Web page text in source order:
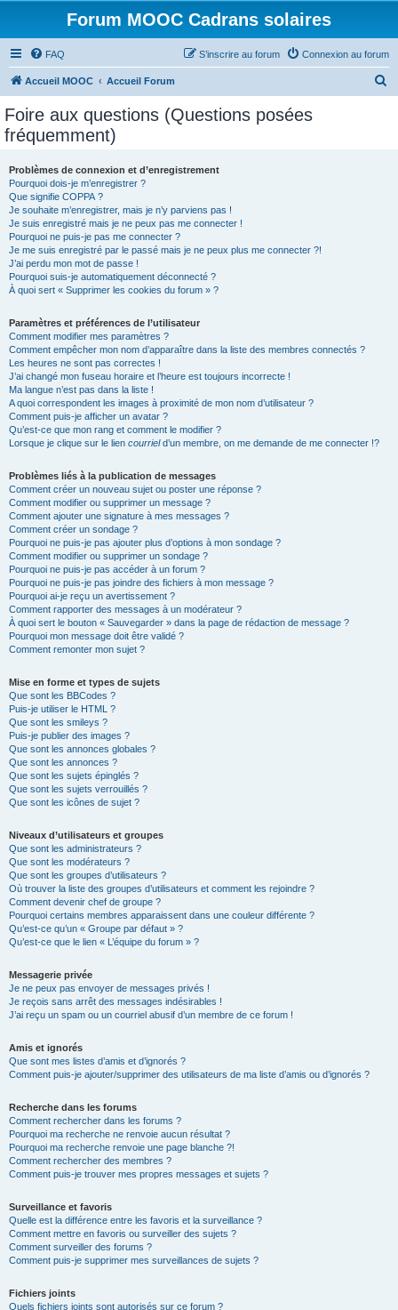
Forum MOOC Cadrans solaires
FAQ Connexion au forum
S’inscrire au forum
Accueil MOOC Accueil Forum
Foire aux questions (Questions posées
fréquemment)
Problèmes de connexion et d’enregistrement
Pourquoi dois-je m’enregistrer ?
Que signifie COPPA ?
Je souhaite m’enregistrer, mais je n’y parviens pas !
Je suis enregistré mais je ne peux pas me connecter !
Pourquoi ne puis-je pas me connecter ?
Je me suis enregistré par le passé mais je ne peux plus me connecter ?!
J’ai perdu mon mot de passe !
Pourquoi suis-je automatiquement déconnecté ?
À quoi sert « Supprimer les cookies du forum » ?
Paramètres et préférences de l’utilisateur
Comment modifier mes paramètres ?
Comment empêcher mon nom d’apparaître dans la liste des membres connectés ?
Les heures ne sont pas correctes !
J’ai changé mon fuseau horaire et l’heure est toujours incorrecte !
Ma langue n’est pas dans la liste !
A quoi correspondent les images à proximité de mon nom d’utilisateur ?
Comment puis-je afficher un avatar ?
Qu’est-ce que mon rang et comment le modifier ?
Lorsque je clique sur le lien courrield’un membre, on me demande de me connecter !?
Problèmes liés à la publication de messages
Comment créer un nouveau sujet ou poster une réponse ?
Comment modifier ou supprimer un message ?
Comment ajouter une signature à mes messages ?
Comment créer un sondage ?
Pourquoi ne puis-je pas ajouter plus d’options à mon sondage ?
Comment modifier ou supprimer un sondage ?
Pourquoi ne puis-je pas accéder à un forum ?
Pourquoi ne puis-je pas joindre des fichiers à mon message ?
Pourquoi ai-je reçu un avertissement ?
Comment rapporter des messages à un modérateur ?
À quoi sert le bouton « Sauvegarder » dans la page de rédaction de message ?
Pourquoi mon message doit être validé ?
Comment remonter mon sujet ?
Mise en forme et types de sujets
Que sont les BBCodes ?
Puis-je utiliser le HTML ?
Que sont les smileys ?
Puis-je publier des images ?
Que sont les annonces globales ?
Que sont les annonces ?
Que sont les sujets épinglés ?
Que sont les sujets verrouillés ?
Que sont les icônes de sujet ?
Niveaux d’utilisateurs et groupes
Que sont les administrateurs ?
Que sont les modérateurs ?
Que sont les groupes d’utilisateurs ?
Où trouver la liste des groupes d’utilisateurs et comment les rejoindre ?
Comment devenir chef de groupe ?
Pourquoi certains membres apparaissent dans une couleur différente ?
Qu’est-ce qu’un « Groupe par défaut » ?
Qu’est-ce que le lien « L’équipe du forum » ?
Messagerie privée
Je ne peux pas envoyer de messages privés !
Je reçois sans arrêt des messages indésirables !
J’ai reçu un spam ou un courriel abusif d’un membre de ce forum !
Amis et ignorés
Que sont mes listes d’amis et d’ignorés ?
Comment puis-je ajouter/supprimer des utilisateurs de ma liste d’amis ou d’ignorés ?
Recherche dans les forums
Comment rechercher dans les forums ?
Pourquoi ma recherche ne renvoie aucun résultat ?
Pourquoi ma recherche renvoie une page blanche ?!
Comment rechercher des membres ?
Comment puis-je trouver mes propres messages et sujets ?
Surveillance et favoris
Quelle est la différence entre les favoris et la surveillance ?
Comment mettre en favoris ou surveiller des sujets ?
Comment surveiller des forums ?
Comment puis-je supprimer mes surveillances de sujets ?
Fichiers joints
Quels fichiers joints sont autorisés sur ce forum ?